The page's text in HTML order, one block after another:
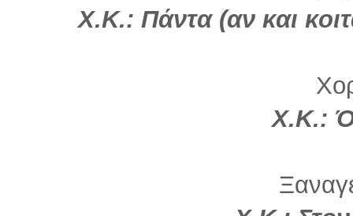
Χ.Κ.: Πάντα (αν και
Χ.Κ.: